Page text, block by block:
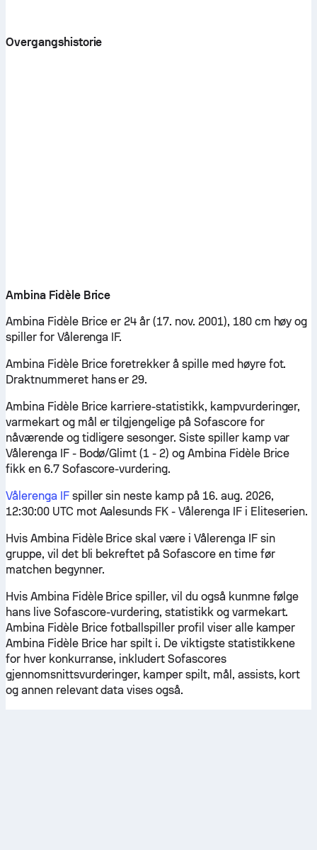
Overgangshistorie
Ambina Fidèle Brice
Ambina Fidèle Brice er 24 år (17. nov. 2001), 180 cm høy og
spiller for Vålerenga IF.
Ambina Fidèle Brice foretrekker å spille med høyre fot.
Draktnummeret hans er 29.
Ambina Fidèle Brice karriere-statistikk, kampvurderinger,
varmekart og mål er tilgjengelige på Sofascore for
nåværende og tidligere sesonger. Siste spiller kamp var
Vålerenga IF - Bodø/Glimt (1 - 2) og Ambina Fidèle Brice
fikk en 6.7 Sofascore-vurdering.
Vålerenga IFspiller sin neste kamp på 16. aug. 2026,
12:30:00 UTC mot Aalesunds FK - Vålerenga IF i Eliteserien.
Hvis Ambina Fidèle Brice skal være i Vålerenga IF sin
gruppe, vil det bli bekreftet på Sofascore en time før
matchen begynner.
Hvis Ambina Fidèle Brice spiller, vil du også kunmne følge
hans live Sofascore-vurdering, statistikk og varmekart.
Ambina Fidèle Brice fotballspiller profil viser alle kamper
Ambina Fidèle Brice har spilt i. De viktigste statistikkene
for hver konkurranse, inkludert Sofascores
gjennomsnittsvurderinger, kamper spilt, mål, assists, kort
og annen relevant data vises også.